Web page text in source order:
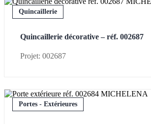
Quincaillerie
Quincaillerie décorative – réf. 002687
Projet: 002687
Portes - Extérieures